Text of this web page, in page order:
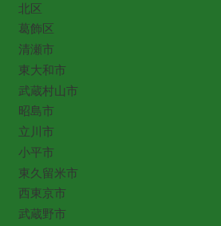
北区
葛飾区
清瀬市
東大和市
武蔵村山市
昭島市
立川市
小平市
東久留米市
西東京市
武蔵野市